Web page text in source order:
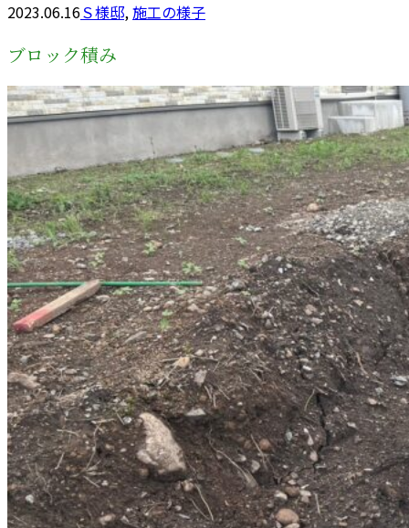
2023.06.16Ｓ様邸,施工の様子
ブロック積み